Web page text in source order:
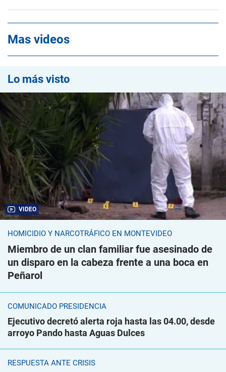
Mas videos
Lo más visto
VIDEO
HOMICIDIO Y NARCOTRÁFICO EN MONTEVIDEO
Miembro de un clan familiar fue asesinado de
un disparo en la cabeza frente a una boca en
Peñarol
COMUNICADO PRESIDENCIA
Ejecutivo decretó alerta roja hasta las 04.00, desde
arroyo Pando hasta Aguas Dulces
RESPUESTA ANTE CRISIS